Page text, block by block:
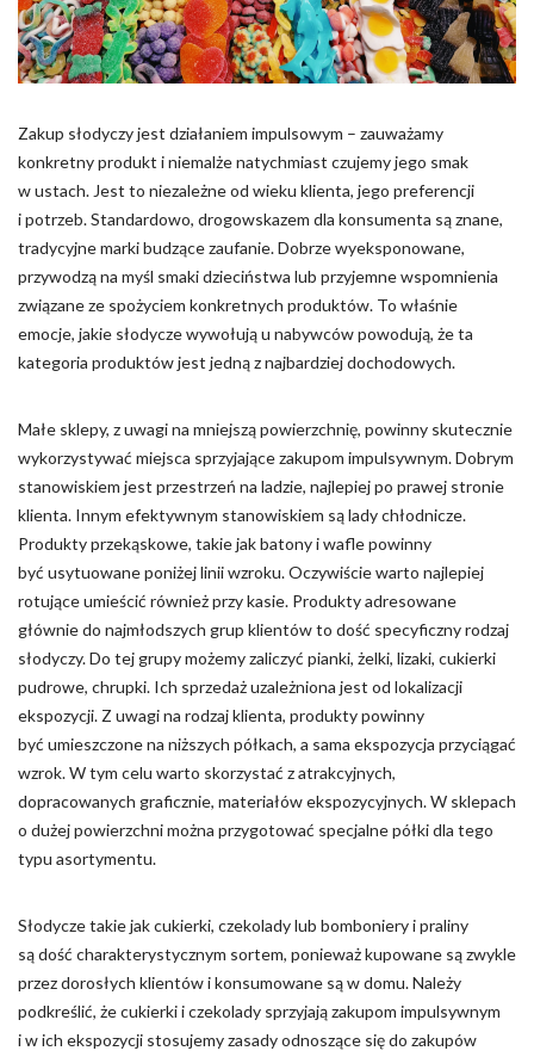
Zakup słodyczy jest działaniem impulsowym – zauważamy
konkretny produkt i niemalże natychmiast czujemy jego smak
w ustach. Jest to niezależne od wieku klienta, jego preferencji
i potrzeb. Standardowo, drogowskazem dla konsumenta są znane,
tradycyjne marki budzące zaufanie. Dobrze wyeksponowane,
przywodzą na myśl smaki dzieciństwa lub przyjemne wspomnienia
związane ze spożyciem konkretnych produktów. To właśnie
emocje, jakie słodycze wywołują u nabywców powodują, że ta
kategoria produktów jest jedną z najbardziej dochodowych.
Małe sklepy, z uwagi na mniejszą powierzchnię, powinny skutecznie
wykorzystywać miejsca sprzyjające zakupom impulsywnym. Dobrym
stanowiskiem jest przestrzeń na ladzie, najlepiej po prawej stronie
klienta. Innym efektywnym stanowiskiem są lady chłodnicze.
Produkty przekąskowe, takie jak batony i wafle powinny
być usytuowane poniżej linii wzroku. Oczywiście warto najlepiej
rotujące umieścić również przy kasie. Produkty adresowane
głównie do najmłodszych grup klientów to dość specyficzny rodzaj
słodyczy. Do tej grupy możemy zaliczyć pianki, żelki, lizaki, cukierki
pudrowe, chrupki. Ich sprzedaż uzależniona jest od lokalizacji
ekspozycji. Z uwagi na rodzaj klienta, produkty powinny
być umieszczone na niższych półkach, a sama ekspozycja przyciągać
wzrok. W tym celu warto skorzystać z atrakcyjnych,
dopracowanych graficznie, materiałów ekspozycyjnych. W sklepach
o dużej powierzchni można przygotować specjalne półki dla tego
typu asortymentu.
Słodycze takie jak cukierki, czekolady lub bomboniery i praliny
są dość charakterystycznym sortem, ponieważ kupowane są zwykle
przez dorosłych klientów i konsumowane są w domu. Należy
podkreślić, że cukierki i czekolady sprzyjają zakupom impulsywnym
i w ich ekspozycji stosujemy zasady odnoszące się do zakupów
zapamiętanie informacji, które zmieniają wygląd lub
funkcjonowanie strony, np. preferowany język lub region, w
którym znajduje się użytkownik.
Statystyka
Statystyczne pliki cookie pomagają właścicielem stron
zachowują się na stronie, gromadząc i zgłaszając anonimowe
informacje.
Marketing
Marketingowe pliki cookie stosowane są w celu śledzenia
poszczególnych użytkowników i tym samym bardziej cenne dla
wydawców i reklamodawców strony trzeciej.
Nieklasyfikowane
Nieklasyfikowane pliki cookie, to pliki, które są w procesie
klasyfikowania, wraz z dostawcami poszczególnych ciasteczek.
Odrzuć
Zapisz moje preferencje
Akceptuj wszystko